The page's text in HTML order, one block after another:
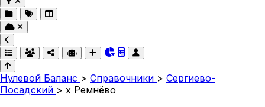
Нулевой Баланс > Справочники > Сергиево-
Посадский > х Ремнёво